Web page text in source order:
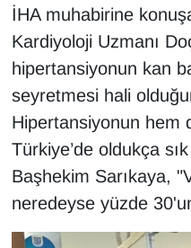
İHA muhabirine
Kardiyoloji Uzmanı
hipertansiyonun kan
seyretmesi hali
Hipertansiyonun hem
Türkiye’de oldukça
Başhekim Sarıkaya,
neredeyse yüzde
Seri İlan
Sinema - TV
SİYASET
SPOR
TEBRİK
TEKNOLOJİ